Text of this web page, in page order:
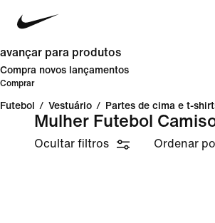
avançar para produtos
Compra novos lançamentos
Comprar
Futebol / Vestuário / Partes de cima e t-
Mulher Futebol
Ocultar filtros Ordenar